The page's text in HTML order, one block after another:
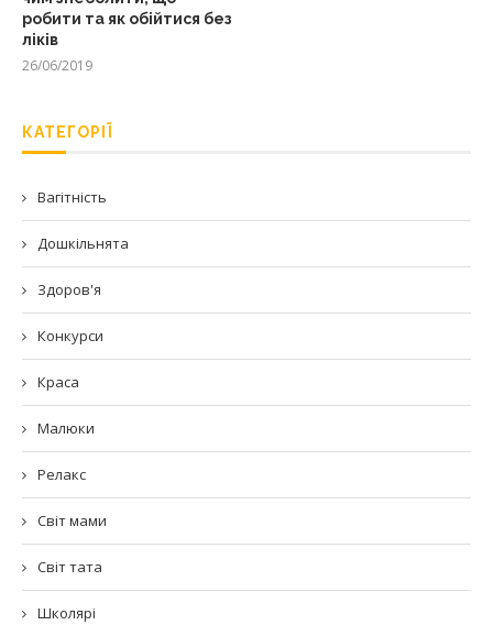
робити та як обійтися без
ліків
26/06/2019
КАТЕГОРІЇ
Вагітність
Дошкільнята
Здоров'я
Конкурси
Краса
Малюки
Релакс
Світ мами
Світ тата
Школярі